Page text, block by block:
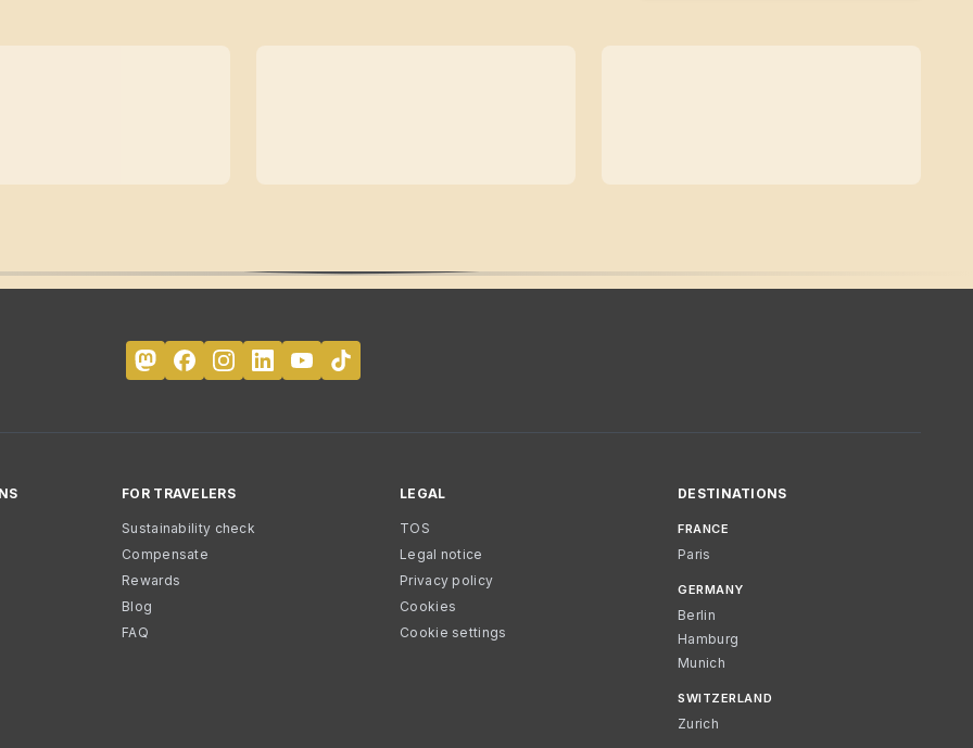
FOR TRAVELERS
Sustainability check
Compensate
Rewards
Blog
FAQ
LEGAL
TOS
Legal notice
Privacy policy
Cookies
Cookie settings
DESTINATIONS
FRANCE
Paris
GERMANY
Berlin
Hamburg
Munich
SWITZERLAND
Zurich